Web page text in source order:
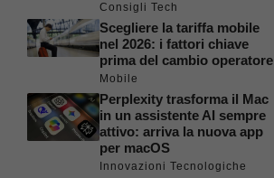
Consigli Tech
Scegliere la tariffa mobile
nel 2026: i fattori chiave
prima del cambio operatore
Mobile
Perplexity trasforma il Mac
in un assistente AI sempre
attivo: arriva la nuova app
per macOS
Innovazioni Tecnologiche